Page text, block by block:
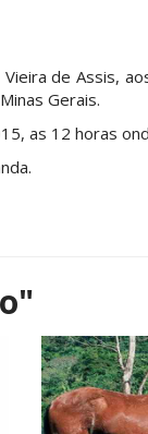
de Assis,
Gerais.
as 12 horas